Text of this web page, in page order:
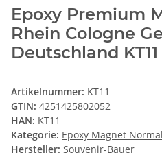
Epoxy Premium
Rhein Cologne
Deutschland KT11
Artikelnummer: KT11
GTIN: 4251425802052
HAN: KT11
Kategorie: Epoxy Magnet Normal
Hersteller: Souvenir-Bauer